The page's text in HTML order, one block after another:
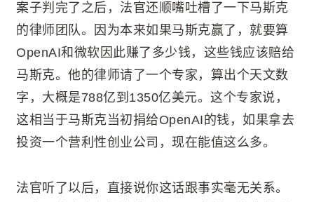
案子判完了之后，法官还顺嘴吐槽了一下马斯克
的律师团队。因为本来如果马斯克赢了，就要算
OpenAI和微软因此赚了多少钱，这些钱应该赔给
马斯克。他的律师请了一个专家，算出个天文数
字，大概是788亿到1350亿美元。这个专家说，
这相当于马斯克当初捐给OpenAI的钱，如果拿去
投资一个营利性创业公司，现在能值这么多。
法官听了以后，直接说你这话跟事实毫无关系。